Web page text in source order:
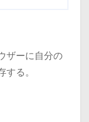
ザーに自分の
る。